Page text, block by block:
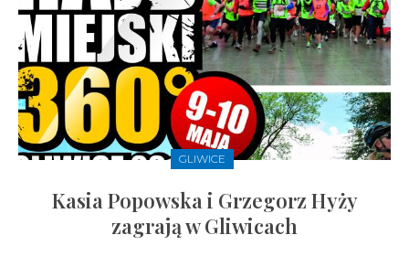
GLIWICE
Kasia Popowska i Grzegorz Hyży
zagrają w Gliwicach